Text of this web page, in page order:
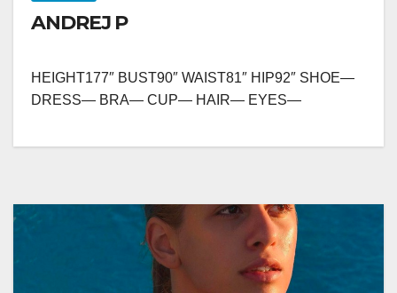
ANDREJ P
HEIGHT177″ BUST90″ WAIST81″ HIP92″ SHOE—
DRESS— BRA— CUP— HAIR— EYES—